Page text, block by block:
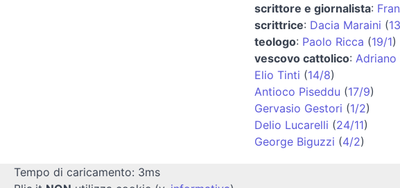
scrittore e giornalista:
scrittrice: Dacia Maraini (
teologo: Paolo Ricca (19/1)
vescovo cattolico:
Elio Tinti (14/8)
Antioco Piseddu (17/9)
Gervasio Gestori (1/2)
Delio Lucarelli (24/11)
George Biguzzi (4/2)
Tempo di caricamento: 3ms